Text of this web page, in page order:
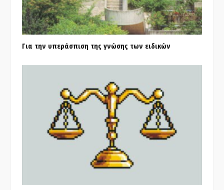
Για την υπεράσπιση της γνώσης των ειδικών